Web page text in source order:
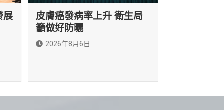
展
皮膚癌發病率上升 衛生局
籲做好防曬
2026年8月6日